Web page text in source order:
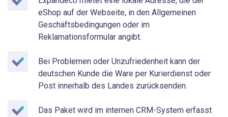
eShop auf der Webseite, in den Allgemeinen
Geschäftsbedingungen oder im
Reklamationsformular angibt.
Bei Problemen oder Unzufriedenheit kann der
deutschen Kunde die Ware per Kurierdienst oder
Post innerhalb des Landes zurücksenden.
Das Paket wird im internen CRM-System erfasst